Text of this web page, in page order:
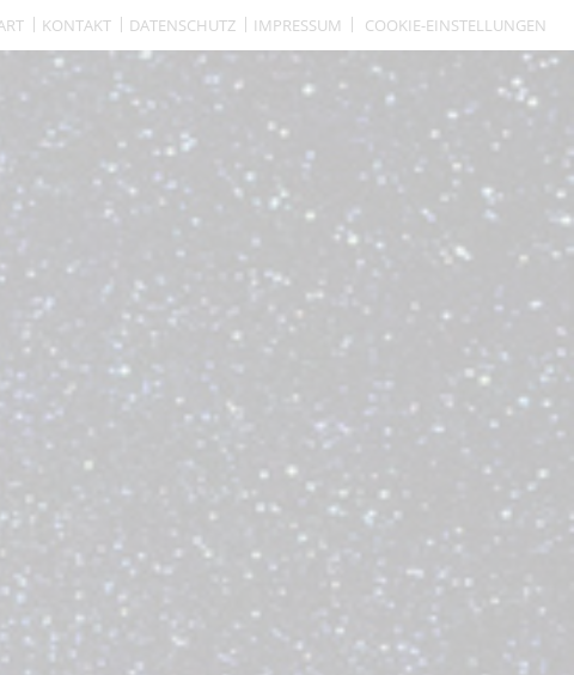
KONTAKT DATENSCHUTZ IMPRESSUM COOKIE-EINSTELLUNGEN